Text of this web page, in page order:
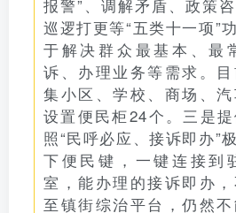
报警”、调解矛盾、政策
巡逻打更等“五类十一项”
于解决群众最基本、最
诉、办理业务等需求。
集小区、学校、商场、
设置便民柜24个。三是
照“民呼必应、接诉即办”
下便民键，一键连接到
室，能办理的接诉即办
至镇街综治平台，仍然